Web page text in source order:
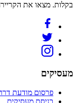
בקלות. מצאו את
מעסיקים
פרסום מודעת
כניסת מעסיקים